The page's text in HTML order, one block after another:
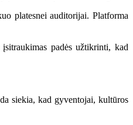
platesnei auditorijai. Platforma
padės užtikrinti, kad
siekia, kad gyventojai, kultūros